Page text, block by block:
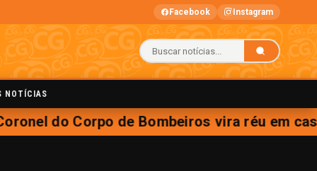
Facebook Instagram
NOTÍCIAS
do Corpo de Bombeiros vira réu em